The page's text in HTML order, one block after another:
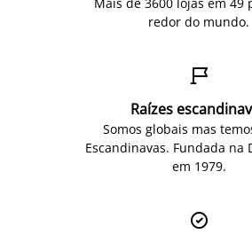
redor do mundo.

Raízes
Somos globais mas
Escandinavas. Fundada na
em 1979.
